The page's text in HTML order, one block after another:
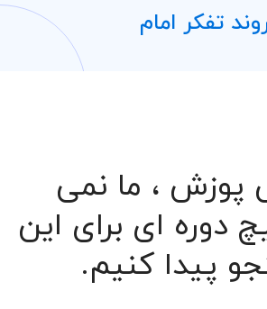
تفکر امام
پوزش ، ما نمی
دوره ای برای این
پیدا کنیم.